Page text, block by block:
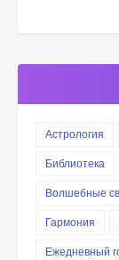
Астрология
Библиотека
Волшебные
Гармония
Ежедневный